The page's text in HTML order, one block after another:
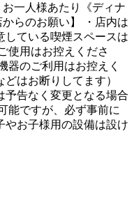
一人様あたり《ディナ
らのお願い】 ・店内は
している喫煙スペースは
使用はお控えくださ
器のご利用はお控えく
はお断りしてます）
予告なく変更となる場合
能ですが、必ず事前に
やお子様用の設備は設け